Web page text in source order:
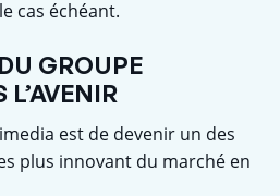
cas échéant.
GROUPE
L’AVENIR
est de devenir un des
plus innovant du marché en